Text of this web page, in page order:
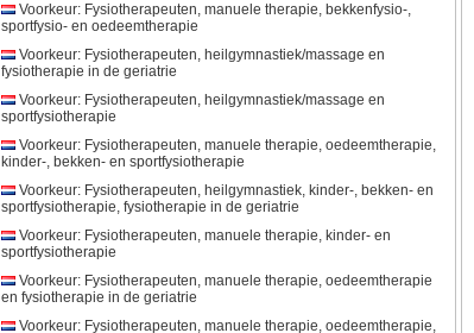
Voorkeur: Fysiotherapeuten, manuele therapie, bekkenfysio-,
sportfysio- en oedeemtherapie
Voorkeur: Fysiotherapeuten, heilgymnastiek/massage en
fysiotherapie in de geriatrie
Voorkeur: Fysiotherapeuten, heilgymnastiek/massage en
sportfysiotherapie
Voorkeur: Fysiotherapeuten, manuele therapie, oedeemtherapie,
kinder-, bekken- en sportfysiotherapie
Voorkeur: Fysiotherapeuten, heilgymnastiek, kinder-, bekken- en
sportfysiotherapie, fysiotherapie in de geriatrie
Voorkeur: Fysiotherapeuten, manuele therapie, kinder- en
sportfysiotherapie
Voorkeur: Fysiotherapeuten, manuele therapie, oedeemtherapie
en fysiotherapie in de geriatrie
Voorkeur: Fysiotherapeuten, manuele therapie, oedeemtherapie,